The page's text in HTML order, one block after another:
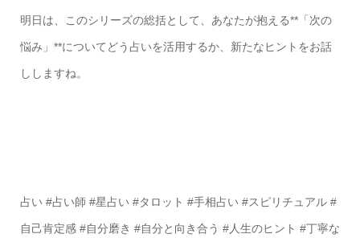
明日は、このシリーズの総括として、あなたが抱える**「次の
悩み」**についてどう占いを活用するか、新たなヒントをお話
ししますね。
占い #占い師 #星占い #タロット #手相占い #スピリチュアル #
自己肯定感 #自分磨き #自分と向き合う #人生のヒント #丁寧な